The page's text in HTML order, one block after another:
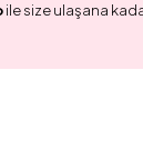
ile size ulaşana